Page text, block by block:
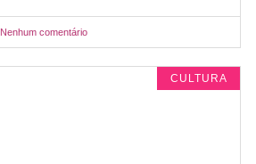
Nenhum comentário
CULTURA